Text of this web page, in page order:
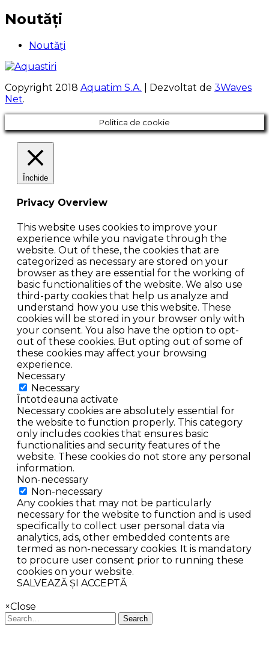
Noutăți
Noutăți
Copyright 2018 Aquatim S.A. | Dezvoltat de 3Waves
Net.
Politica de cookie
Închide
Privacy Overview
This website uses cookies to improve your
experience while you navigate through the
website. Out of these, the cookies that are
categorized as necessary are stored on your
browser as they are essential for the working of
basic functionalities of the website. We also use
third-party cookies that help us analyze and
understand how you use this website. These
cookies will be stored in your browser only with
your consent. You also have the option to opt-
out of these cookies. But opting out of some of
these cookies may affect your browsing
experience.
Necessary
Necessary
Întotdeauna activate
Necessary cookies are absolutely essential for
the website to function properly. This category
only includes cookies that ensures basic
functionalities and security features of the
website. These cookies do not store any personal
information.
Non-necessary
Non-necessary
Any cookies that may not be particularly
necessary for the website to function and is used
specifically to collect user personal data via
analytics, ads, other embedded contents are
termed as non-necessary cookies. It is mandatory
to procure user consent prior to running these
cookies on your website.
SALVEAZĂ ȘI ACCEPTĂ
×Close
Search